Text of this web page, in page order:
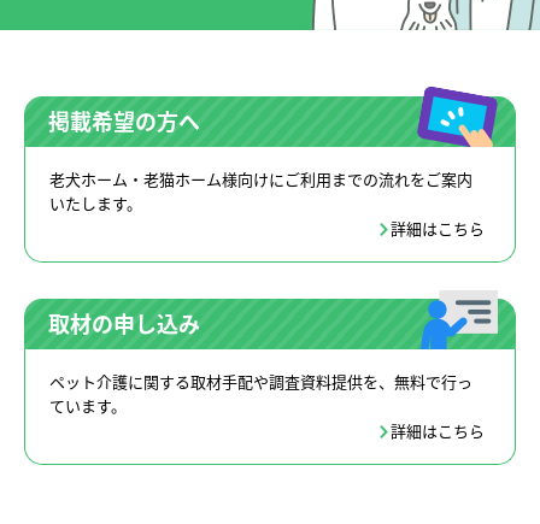
掲載希望の方へ
老犬ホーム・老猫ホーム様向けにご利用までの流れをご案内
いたします。
詳細はこちら
取材の申し込み
ペット介護に関する取材手配や調査資料提供を、無料で行っ
ています。
詳細はこちら